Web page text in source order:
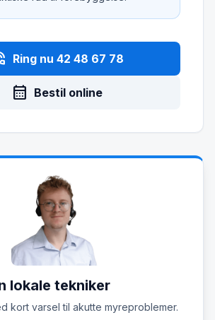
Ring nu 42 48 67 78
calendar_month Bestil online
lokale tekniker
kort varsel til akutte myreproblemer.